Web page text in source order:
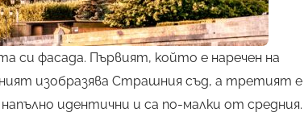
си фасада. Първият, който е наречен на
изобразява Страшния съд, а третият е
идентични и са по-малки от средния.